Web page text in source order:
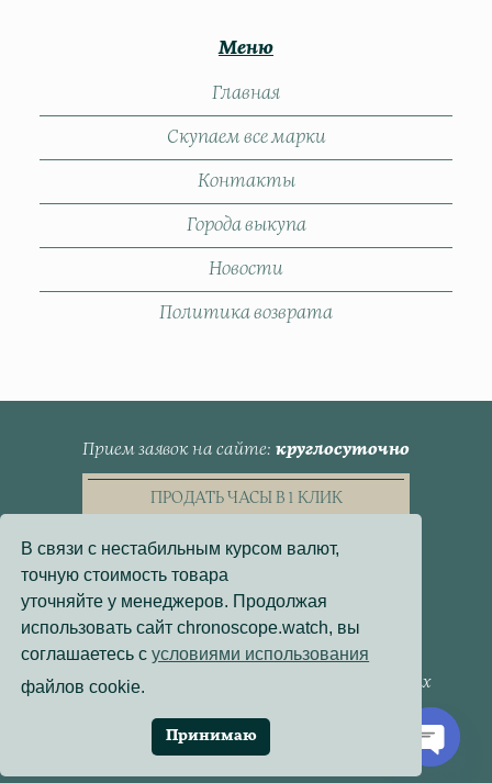
Меню
Главная
Скупаем все марки
Контакты
Города выкупа
Новости
Политика возврата
Прием заявок на сайте круглосуточно
ПРОДАТЬ ЧАСЫ В 1 КЛИК
Пользовательское Соглашение
Политика конфиденциальности
Согласие на обработку персональных данных
Политика использования файлов cookie
Разработка сайта:Онлайн-Проекты
В связи с нестабильным курсом валют,
точную стоимость товара
уточняйте у менеджеров. Продолжая
использовать сайт chronoscope.watch, вы
соглашаетесь сусловиями использования
файлов cookie.
Принимаю